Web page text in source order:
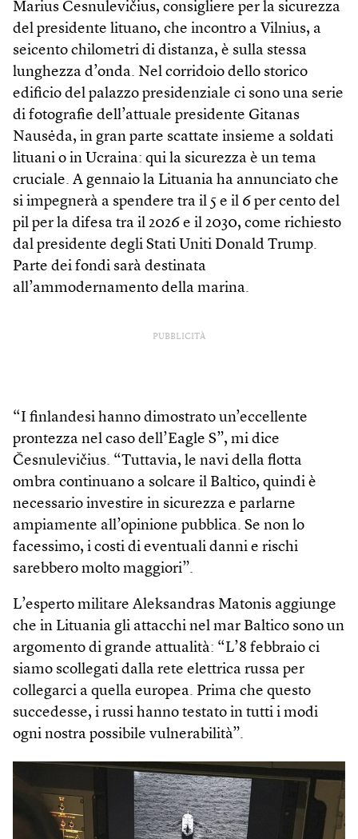
Marius Česnulevičius, consigliere per la sicurezza
del presidente lituano, che incontro a Vilnius, a
seicento chilometri di distanza, è sulla stessa
lunghezza d’onda. Nel corridoio dello storico
edificio del palazzo presidenziale ci sono una serie
di fotografie dell’attuale presidente Gitanas
Nausėda, in gran parte scattate insieme a soldati
lituani o in Ucraina: qui la sicurezza è un tema
cruciale. A gennaio la Lituania ha annunciato che
si impegnerà a spendere tra il 5 e il 6 per cento del
pil per la difesa tra il 2026 e il 2030, come richiesto
dal presidente degli Stati Uniti Donald Trump.
Parte dei fondi sarà destinata
all’ammodernamento della marina.
PUBBLICITÀ
“I finlandesi hanno dimostrato un’eccellente
prontezza nel caso dell’Eagle S”, mi dice
Česnulevičius. “Tuttavia, le navi della flotta
ombra continuano a solcare il Baltico, quindi è
necessario investire in sicurezza e parlarne
ampiamente all’opinione pubblica. Se non lo
facessimo, i costi di eventuali danni e rischi
sarebbero molto maggiori”.
L’esperto militare Aleksandras Matonis aggiunge
che in Lituania gli attacchi nel mar Baltico sono un
argomento di grande attualità: “L’8 febbraio ci
siamo scollegati dalla rete elettrica russa per
collegarci a quella europea. Prima che questo
succedesse, i russi hanno testato in tutti i modi
ogni nostra possibile vulnerabilità”.